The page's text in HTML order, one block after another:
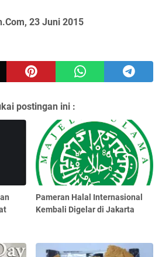
23 Juni 2015
postingan ini :
Pameran Halal Internasional
Kembali Digelar di Jakarta